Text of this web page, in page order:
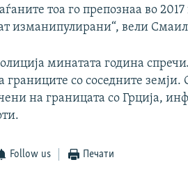
тоа го препознаа во
изманипулирани“, вели
минатата година
со соседните земји.
на границата со Грција,
Follow us Печати